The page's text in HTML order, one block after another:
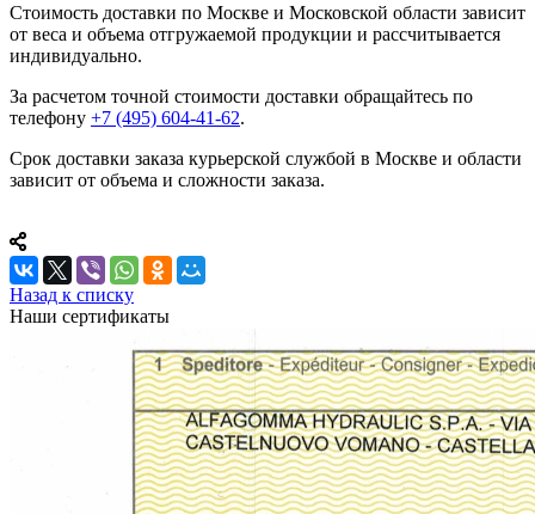
Стоимость доставки по Москве и Московской области зависит
от веса и объема отгружаемой продукции и рассчитывается
индивидуально.
За расчетом точной стоимости доставки обращайтесь по
телефону +7 (495) 604-41-62.
Срок доставки заказа курьерской службой в Москве и области
зависит от объема и сложности заказа.
Назад к списку
Наши сертификаты